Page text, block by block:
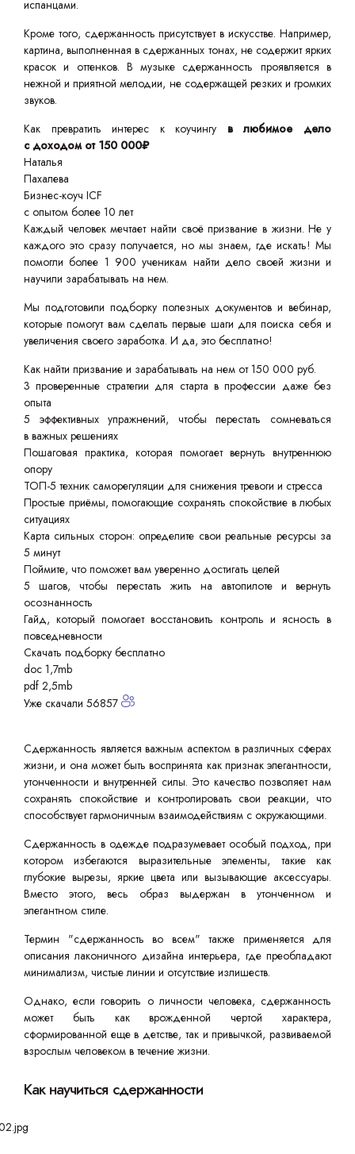
испанцами.
Кроме того, сдержанность присутствует в искусстве. Например,
картина, выполненная в сдержанных тонах, не содержит ярких
красок и оттенков. В музыке сдержанность проявляется в
нежной и приятной мелодии, не содержащей резких и громких
звуков.
Как превратить интерес к коучингу в любимое дело
с доходом от 150 000₽
Наталья
Пахалева
Бизнес-коуч ICF
с опытом более 10 лет
Каждый человек мечтает найти своё призвание в жизни. Не у
каждого это сразу получается, но мы знаем, где искать! Мы
помогли более 1 900 ученикам найти дело своей жизни и
научили зарабатывать на нем.
Мы подготовили подборку полезных документов и вебинар,
которые помогут вам сделать первые шаги для поиска себя и
увеличения своего заработка. И да, это бесплатно!
Как найти призвание и зарабатывать на нем от 150 000 руб.
3 проверенные стратегии для старта в профессии даже без
опыта
5 эффективных упражнений, чтобы перестать сомневаться
в важных решениях
Пошаговая практика, которая помогает вернуть внутреннюю
опору
ТОП-5 техник саморегуляции для снижения тревоги и стресса
Простые приёмы, помогающие сохранять спокойствие в любых
ситуациях
Карта сильных сторон: определите свои реальные ресурсы за
5 минут
Поймите, что поможет вам уверенно достигать целей
5 шагов, чтобы перестать жить на автопилоте и вернуть
осознанность
Гайд, который помогает восстановить контроль и ясность в
повседневности
Скачать подборку бесплатно
doc 1,7mb
pdf 2,5mb
Уже скачали 56857
Сдержанность является важным аспектом в различных сферах
жизни, и она может быть воспринята как признак элегантности,
утонченности и внутренней силы. Это качество позволяет нам
сохранять спокойствие и контролировать свои реакции, что
способствует гармоничным взаимодействиям с окружающими.
Сдержанность в одежде подразумевает особый подход, при
котором избегаются выразительные элементы, такие как
глубокие вырезы, яркие цвета или вызывающие аксессуары.
Вместо этого, весь образ выдержан в утонченном и
элегантном стиле.
Термин "сдержанность во всем" также применяется для
описания лаконичного дизайна интерьера, где преобладают
минимализм, чистые линии и отсутствие излишеств.
Однако, если говорить о личности человека, сдержанность
может быть как врожденной чертой характера,
сформированной еще в детстве, так и привычкой, развиваемой
взрослым человеком в течение жизни.
Как научиться сдержанности